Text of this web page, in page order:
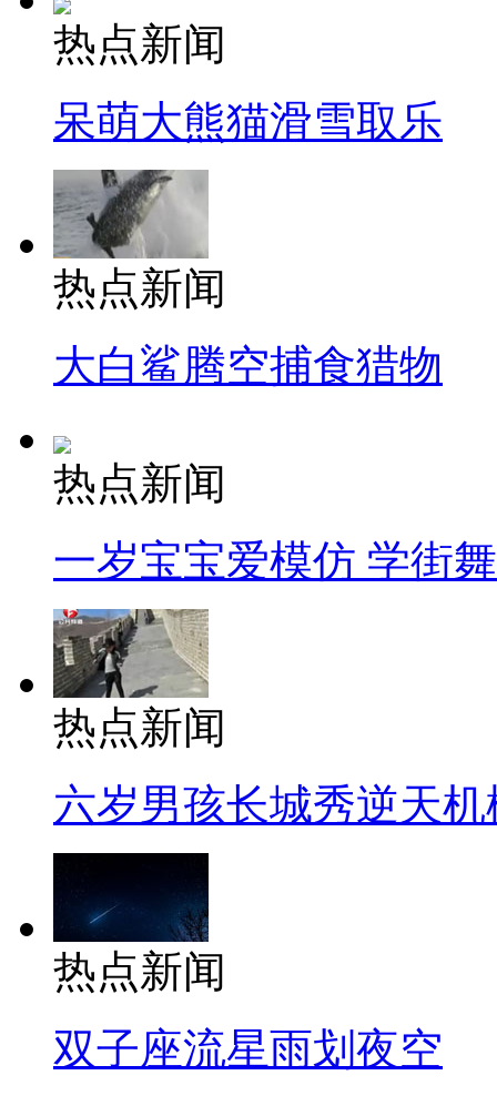
热点新闻
呆萌大熊猫滑雪取乐
热点新闻
大白鲨腾空捕食猎物
热点新闻
一岁宝宝爱模仿 学街
热点新闻
六岁男孩长城秀逆天机
热点新闻
双子座流星雨划夜空